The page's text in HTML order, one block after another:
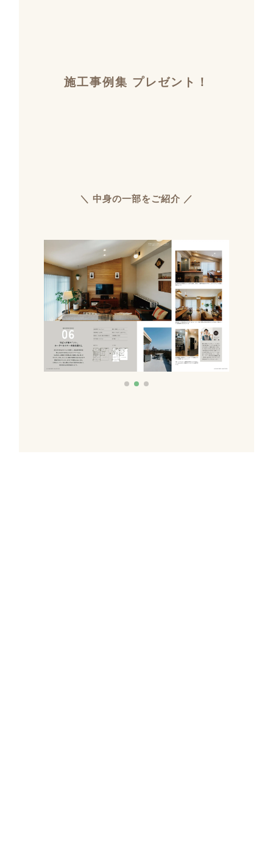
施工事例集 プレゼント！
＼ 中身の一部をご紹介 ／